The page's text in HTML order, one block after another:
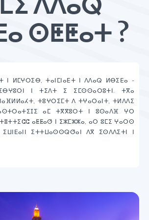
ⵙⵟⵟⴰⵜ ?
ⵏ ⵍⵎⵖⵔⵉⴱ, ⵜⴰⵏⵎⵏⴰⴹⵜ ⵏ ⴷⴷⴰⵕ ⵍⴱⵉⴹⴰ -
ⵏ ⵜⵉⴷⵜ ⵉ ⵉⵎⵙⵙⴰⵔⵓⵜⵏ. ⵜⴳⴰ
ⵜⵓⵖⵔⵉⵎⵜ ⴷ ⵜⵖⴰⵔⴰⵏⵜ, ⵜⵍⴷⴷⵉ
ⴰⵎ ⵜⴳⴳⵓⵔⵜ ⵏ ⵓⵙⴰⴷⴼ ⵖⵔ
ⴰⵟⵟⴰⵚ ⵏ ⵉⵣⵎⵣⵣⴰ, ⴰⵔ ⵓⵎⵉ ⵖⴰⵔⵙ
ⵉⵡⵏⴹⴰⵏⵏ ⵉⵜⵜⵡⴰⵙⵙⵕⵚⴰⵏ ⴷⴳ ⵉⵙⴷⴷⵉⵜⵏ ⵏ